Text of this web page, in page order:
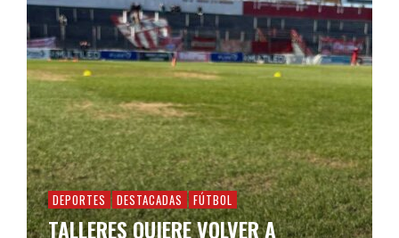
DEPORTES DESTACADAS FÚTBOL
TALLERES QUIERE VOLVER A